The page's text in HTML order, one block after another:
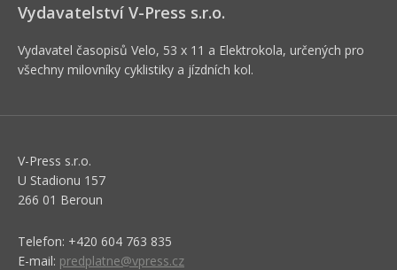
Vydavatelství V-Press s.r.o.
Vydavatel časopisů Velo, 53 x 11 a Elektrokola, určených pro
všechny milovníky cyklistiky a jízdních kol.
V-Press s.r.o.
U Stadionu 157
266 01 Beroun
Telefon: +420 604 763 835
E-mail: predplatne@vpress.cz